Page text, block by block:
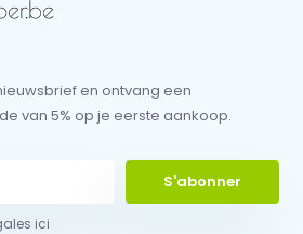
en ontvang een
van 5% op je eerste aankoop.
S'abonner
ici